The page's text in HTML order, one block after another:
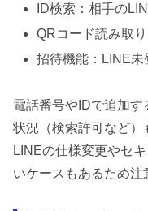
ID検索：相手の
QRコード読み取
招待機能：LINE未
電話番号やIDで追加
状況（検索許可など）
LINEの仕様変更やセ
いケースもあるため注